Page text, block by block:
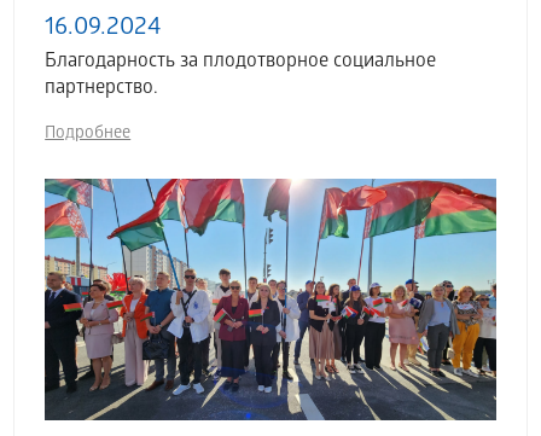
16.09.2024
Благодарность за плодотворное социальное
партнерство.
Подробнее